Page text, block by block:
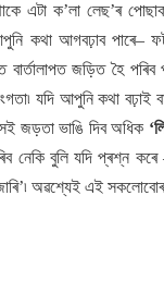
এটা ক’লা লেছ’ৰ
কথা আগবঢ়াব পাৰে–
বাৰ্তালাপত জড়িত হৈ
যদি আপুনি কথা বঢ়াই
জড়তা ভাঙি দিব অধিক
নেকি বুলি যদি প্ৰশ্ন
অৱশ্যেই এই